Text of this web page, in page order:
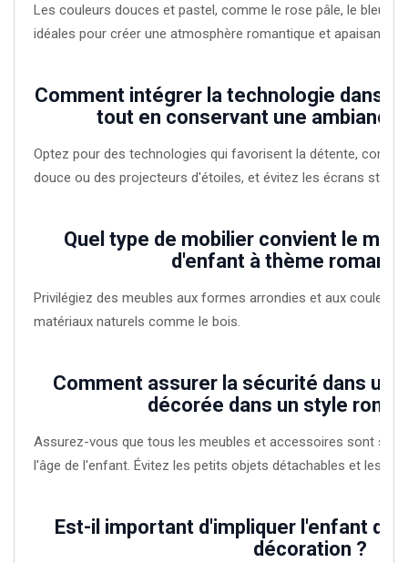
Les couleurs douces et pastel, comme le rose pâle, le bleu
idéales pour créer une atmosphère romantique et apaisante.
Comment intégrer la technologie dans
tout en conservant une ambiance
Optez pour des technologies qui favorisent la détente,
douce ou des projecteurs d'étoiles, et évitez les écrans
Quel type de mobilier convient le
d'enfant à thème
Privilégiez des meubles aux formes arrondies et aux
matériaux naturels comme le bois.
Comment assurer la sécurité dans
décorée dans un style
Assurez-vous que tous les meubles et accessoires sont
l'âge de l'enfant. Évitez les petits objets détachables et les
Est-il important d'impliquer l'enfant
décoration ?